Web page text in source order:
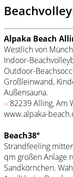
Alpaka Beach
Westlich von
Indoor-
Outdoor-
Großleinwand,
Außensauna.
›› 82239 Alling, Am
www.alpaka-
Beach38°
Strandfeeling
qm großen Anlage
Sandkörnchen.